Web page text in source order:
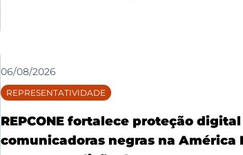
06/08/2026
REPRESENTATIVIDADE
REPCONE fortalece proteção
comunicadoras negras na América